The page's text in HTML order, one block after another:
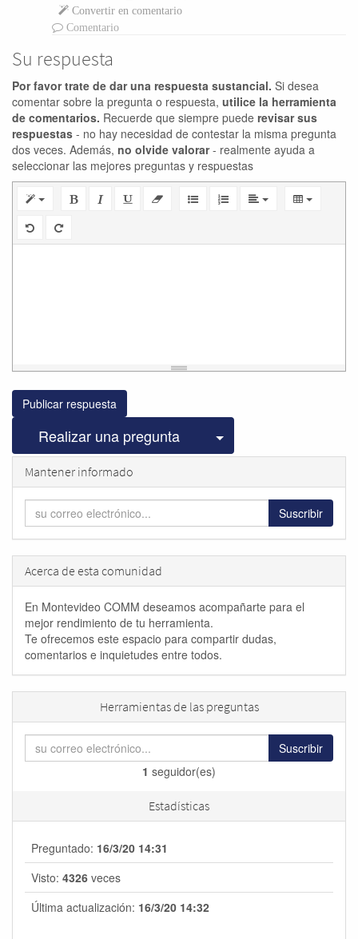
Convertir en comentario
Comentario
Su respuesta
Por favor trate de dar una respuesta sustancial. Si desea
comentar sobre la pregunta o respuesta, utilice la herramienta
de comentarios. Recuerde que siempre puede revisar sus
respuestas - no hay necesidad de contestar la misma pregunta
dos veces. Además, no olvide valorar- realmente ayuda a
seleccionar las mejores preguntas y respuestas
Publicar respuesta
Realizar una pregunta Seleccionar
Mantener informado
Suscribir
Acerca de esta comunidad
En Montevideo COMM deseamos acompañarte para el
mejor rendimiento de tu herramienta.
Te ofrecemos este espacio para compartir dudas,
comentarios e inquietudes entre todos.
Herramientas de las preguntas
Suscribir
1 seguidor(es)
Estadísticas
Preguntado: 16/3/20 14:31
Visto: 4326 veces
Última actualización: 16/3/20 14:32